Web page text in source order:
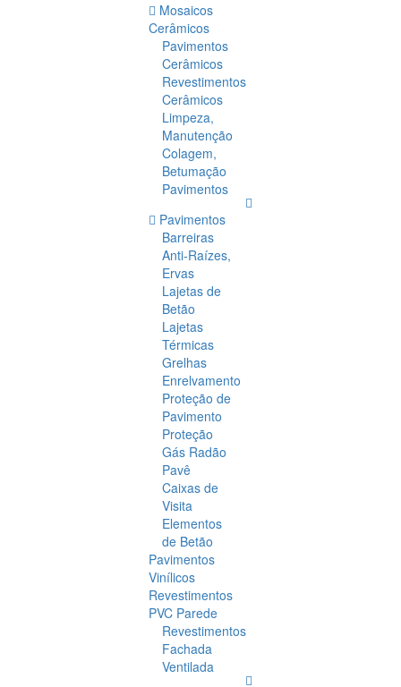
Mosaicos
Cerâmicos
Pavimentos
Cerâmicos
Revestimentos
Cerâmicos
Limpeza,
Manutenção
Colagem,
Betumação
Pavimentos
Pavimentos
Barreiras
Anti-Raízes,
Ervas
Lajetas de
Betão
Lajetas
Térmicas
Grelhas
Enrelvamento
Proteção de
Pavimento
Proteção
Gás Radão
Pavê
Caixas de
Visita
Elementos
de Betão
Pavimentos
Vinílicos
Revestimentos
PVC Parede
Revestimentos
Fachada
Ventilada